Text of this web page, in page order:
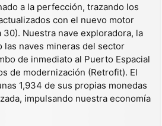
a la perfección, trazando los
con el nuevo motor
30). Nuestra nave exploradora, la
las naves mineras del sector
de inmediato al Puerto Espacial
de modernización (Retrofit). El
1,934 de sus propias monedas
impulsando nuestra economía